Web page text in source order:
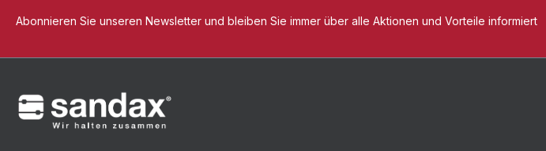
Abonnieren Sie unseren Newsletter und bleiben Sie immer über alle Aktionen und Vorteile informiert